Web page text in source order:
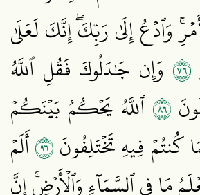
وَٱدۡعُ إِلَىٰ رَبِّكَۖ إِنَّكَ لَعَلَىٰ
٦٧ وَإِن جَٰدَلُوكَ فَقُلِ ٱللَّهُ
٦٨ٱللَّهُ يَحۡكُمُ بَيۡنَكُمۡ
كُنتُمۡ فِيهِ تَخۡتَلِفُونَ٦٩أَلَمۡ
مَا فِي ٱلسَّمَآءِ وَٱلۡأَرۡضِۚ إِنَّ